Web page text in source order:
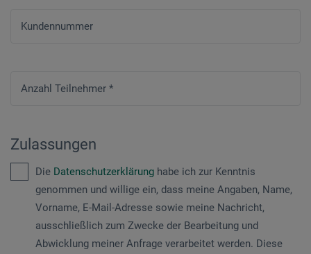
Kundennummer
Anzahl Teilnehmer *
Zulassungen
Die Datenschutzerklärung habe ich zur Kenntnis
genommen und willige ein, dass meine Angaben, Name,
Vorname, E-Mail-Adresse sowie meine Nachricht,
ausschließlich zum Zwecke der Bearbeitung und
Abwicklung meiner Anfrage verarbeitet werden. Diese